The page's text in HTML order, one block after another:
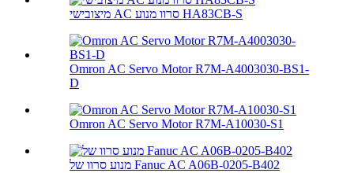
מיצובישי AC סרוו מנוע HA83CB-S
Omron AC Servo Motor R7M-A4003030-BS1-
D
Omron AC Servo Motor R7M-A10030-S1
מנוע סרוו של Fanuc AC A06B-0205-B402